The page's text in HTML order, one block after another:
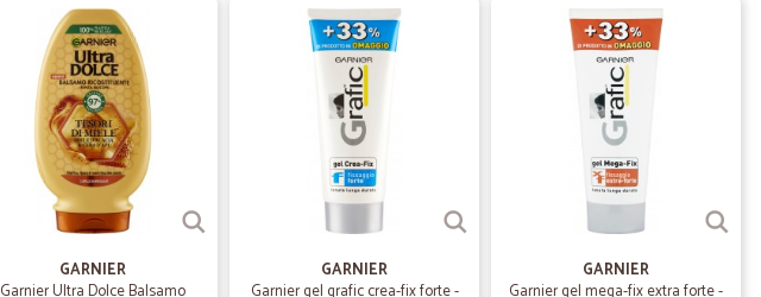
04/11/2020
—
Ottimi i prodotti e puntuali nella…
Ottimi i prodotti e puntuali nella consegna.
15/06/2020
—
Tutto bene
Tutto bene. Grazie
GARNIER
Garnier Ultra Dolce Balsamo
GARNIER
Garnier gel grafic crea-fix forte -
GARNIER
Garnier gel mega-fix extra forte -